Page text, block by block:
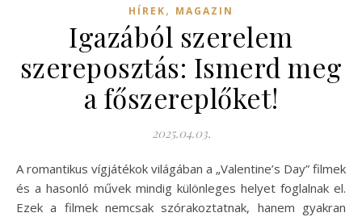
HÍREK, MAGAZIN
Igazából szerelem
szereposztás: Ismerd meg
a főszereplőket!
2025.04.03.
A romantikus vígjátékok világában a „Valentine’s Day” filmek
és a hasonló művek mindig különleges helyet foglalnak el.
Ezek a filmek nemcsak szórakoztatnak, hanem gyakran